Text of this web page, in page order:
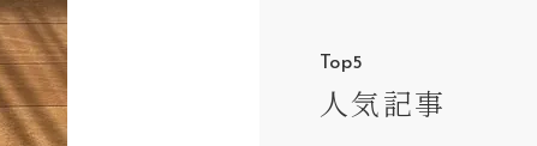
Top5
人気記事